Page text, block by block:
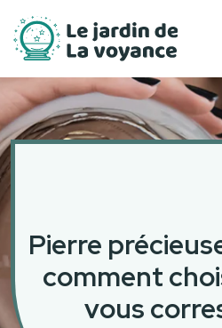
Pierre
comment
vous